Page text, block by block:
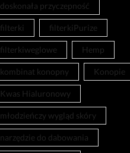
doskonała przyczepność
filterki filterkiPurize
filterkiweglowe Hemp
kombinat konopny Konopie
Kwas Hialuronowy
młodzieńczy wygląd skóry
narzędzie do dabowania